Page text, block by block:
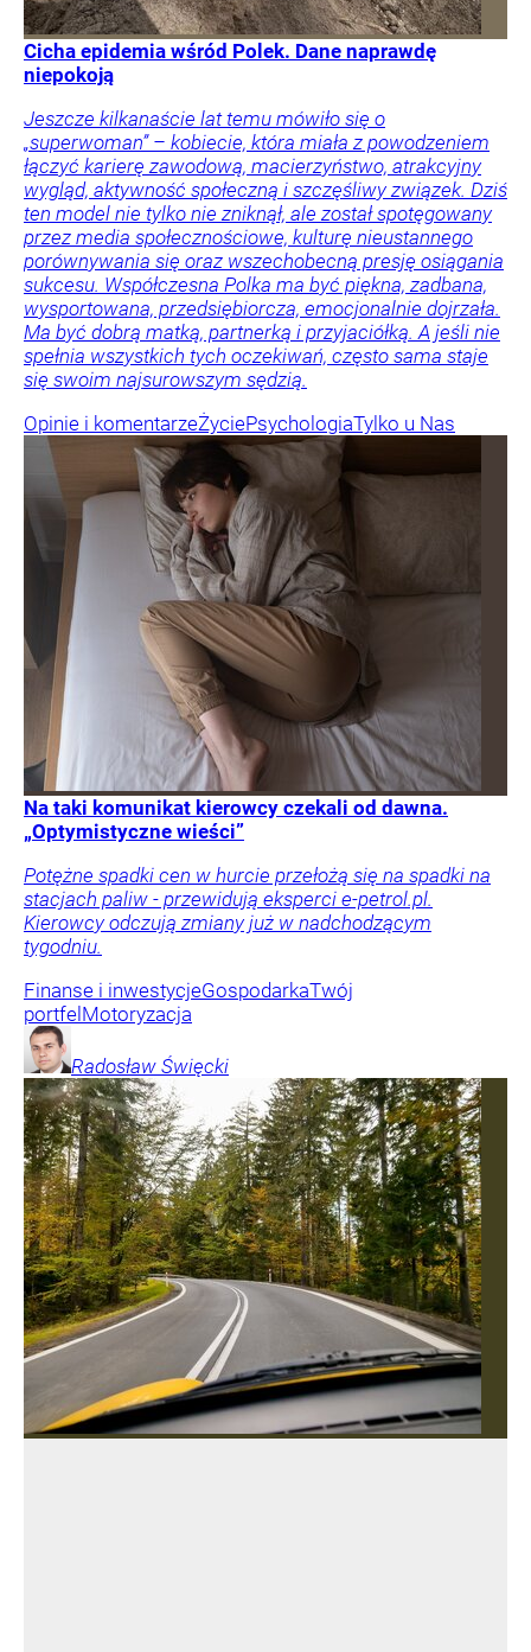
Cicha epidemia wśród Polek. Dane naprawdę
niepokoją
Jeszcze kilkanaście lat temu mówiło się o
„superwoman” – kobiecie, która miała z powodzeniem
łączyć karierę zawodową, macierzyństwo, atrakcyjny
wygląd, aktywność społeczną i szczęśliwy związek. Dziś
ten model nie tylko nie zniknął, ale został spotęgowany
przez media społecznościowe, kulturę nieustannego
porównywania się oraz wszechobecną presję osiągania
sukcesu. Współczesna Polka ma być piękna, zadbana,
wysportowana, przedsiębiorcza, emocjonalnie dojrzała.
Ma być dobrą matką, partnerką i przyjaciółką. A jeśli nie
spełnia wszystkich tych oczekiwań, często sama staje
się swoim najsurowszym sędzią.
Opinie i komentarzeŻyciePsychologiaTylko u Nas
Na taki komunikat kierowcy czekali od dawna.
„Optymistyczne wieści”
Potężne spadki cen w hurcie przełożą się na spadki na
stacjach paliw - przewidują eksperci e-petrol.pl.
Kierowcy odczują zmiany już w nadchodzącym
tygodniu.
Finanse i inwestycjeGospodarkaTwój
portfelMotoryzacja
Radosław Święcki